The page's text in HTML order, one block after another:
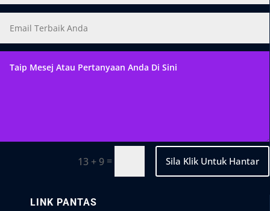
13 + 9 = Sila Klik Untuk Hantar
LINK PANTAS